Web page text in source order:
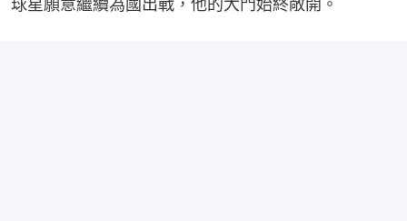
球星願意繼續為國出戰，他的大門始終敞開。